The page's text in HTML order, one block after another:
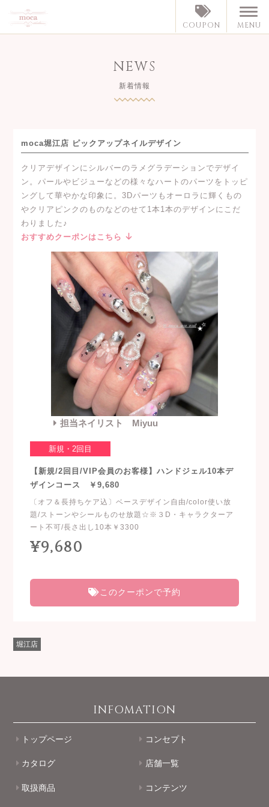
COUPON MENU
NEWS
新着情報
moca堀江店 ピックアップネイルデザイン
クリアデザインにシルバーのラメグラデーションでデザイ
ン。パールやビジューなどの様々なハートのパーツをトッピ
ングして華やかな印象に。3Dパーツもオーロラに輝くもの
やクリアピンクのものなどのせて1本1本のデザインにこだ
わりました♪
おすすめクーポンはこちら
担当ネイリスト Miyuu
新規・2回目
【新規/2回目/VIP会員のお客様】ハンドジェル10本デ
ザインコース ￥9,680
〔オフ＆長持ちケア込〕ベースデザイン自由/color使い放
題/ストーンやシールものせ放題☆※３D・キャラクターア
ート不可/長さ出し10本￥3300
¥9,680
このクーポンで予約
堀江店
INFOMATION
トップページ コンセプト
カタログ 店舗一覧
取扱商品 コンテンツ